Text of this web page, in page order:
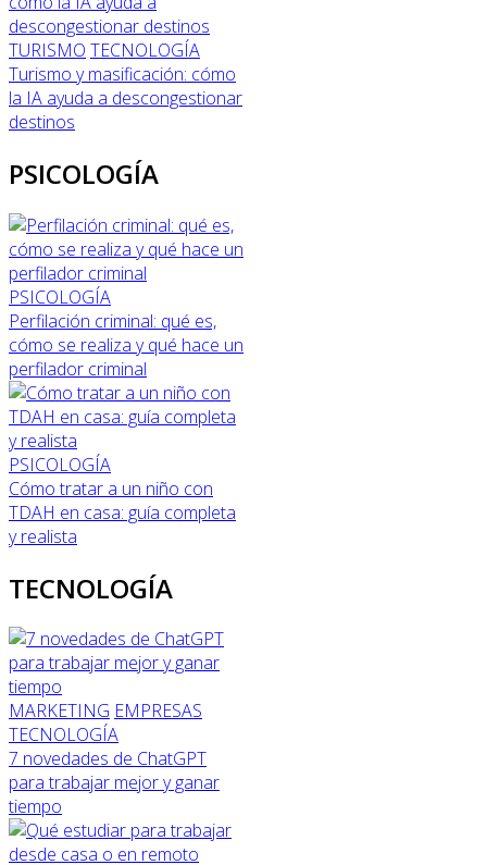
TURISMO TECNOLOGÍA
Turismo y masificación: cómo
la IA ayuda a descongestionar
destinos
PSICOLOGÍA
PSICOLOGÍA
Perfilación criminal: qué es,
cómo se realiza y qué hace un
perfilador criminal
PSICOLOGÍA
Cómo tratar a un niño con
TDAH en casa: guía completa
y realista
TECNOLOGÍA
MARKETING EMPRESAS
TECNOLOGÍA
7 novedades de ChatGPT
para trabajar mejor y ganar
tiempo